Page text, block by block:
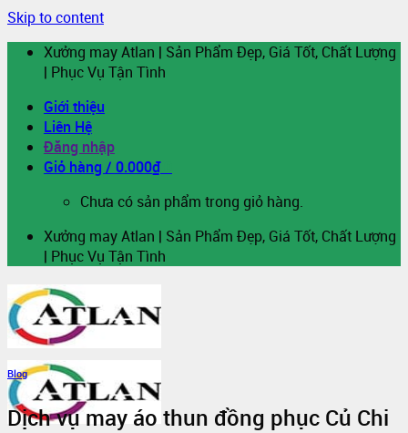
Skip to content
Xưởng may Atlan | Sản Phẩm Đẹp, Giá Tốt, Chất Lượng
| Phục Vụ Tận Tình
Giới thiệu
Liên Hệ
Đăng nhập
Giỏ hàng / 0.000₫
Chưa có sản phẩm trong giỏ hàng.
Xưởng may Atlan | Sản Phẩm Đẹp, Giá Tốt, Chất Lượng
| Phục Vụ Tận Tình
Blog
Dịch vụ may áo thun đồng phục Củ Chi